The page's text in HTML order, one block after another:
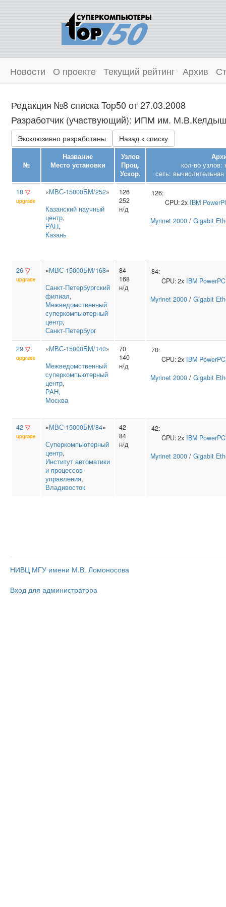
Новости О проекте Текущий рейтинг Архив
Редакция №8 списка Top50 от 27.03.2008
Разработчик (участвующий): ИПМ им.
Эксклюзивно разработаны Назад к списку
№
Название
Место установки
Узлов
Проц.
Ускор.
кол-во узлов:
сеть:
18 ▽
upgrade
«МВС-15000БМ/252»
Казанский научный
центр,
РАН,
Казань
126
252
н/д
126:
CPU:2x IBM
Myrinet 2000 / Gigabit
26 ▽
upgrade
«МВС-15000БМ/168»
Санкт‑Петербургский
филиал,
Межведомственный
суперкомпьютерный
центр,
Санкт-Петербург
84
168
н/д
84:
CPU:2x IBM
Myrinet 2000 / Gigabit
29 ▽
upgrade
«МВС-15000БМ/140»
Межведомственный
суперкомпьютерный
центр,
РАН,
Москва
70
140
н/д
70:
CPU:2x IBM
Myrinet 2000 / Gigabit
42 ▽
upgrade
«МВС-15000БМ/84»
Суперкомпьютерный
центр,
Институт автоматики
и процессов
управления,
Владивосток
42
84
н/д
42:
CPU:2x IBM
Myrinet 2000 / Gigabit
НИВЦ МГУ имени М.В. Ломоносова
Вход для администратора